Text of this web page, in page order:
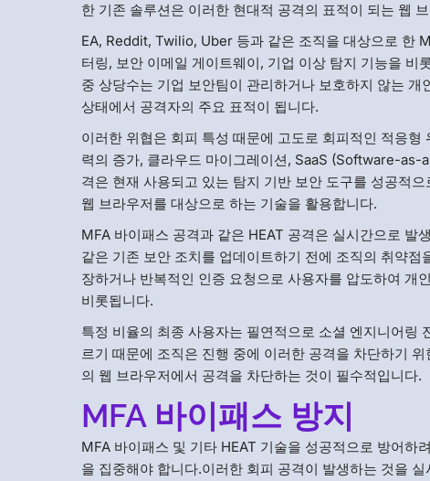
한 기존 솔루션은 이러한 현대적 공격의 표적이 되는 웹
EA, Reddit, Twilio, Uber 등과 같은 조직을 대상으로 한
터링, 보안 이메일 게이트웨이, 기업 이상 탐지 기능을
중 상당수는 기업 보안팀이 관리하거나 보호하지 않는
상태에서 공격자의 주요 표적이 됩니다.
이러한 위협은 회피 특성 때문에 고도로 회피적인 적응
력의 증가, 클라우드 마이그레이션, SaaS (Software-
격은 현재 사용되고 있는 탐지 기반 보안 도구를 성공적
웹 브라우저를 대상으로 하는 기술을 활용합니다.
MFA 바이패스 공격과 같은 HEAT 공격은 실시간으로 발
같은 기존 보안 조치를 업데이트하기 전에 조직의 취약
장하거나 반복적인 인증 요청으로 사용자를 압도하여 개
비롯됩니다.
특정 비율의 최종 사용자는 필연적으로 소셜 엔지니어링
르기 때문에 조직은 진행 중에 이러한 공격을 차단하기
의 웹 브라우저에서 공격을 차단하는 것이 필수적입니다.
MFA 바이패스 방지
MFA 바이패스 및 기타 HEAT 기술을 성공적으로 방어하
을 집중해야 합니다.이러한 회피 공격이 발생하는 것을